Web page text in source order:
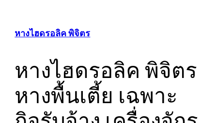
หางไฮดรอลิค พิจิตร
หางไฮดรอลิค พิจิตร
หางพื้นเตี้ย เฉพาะ